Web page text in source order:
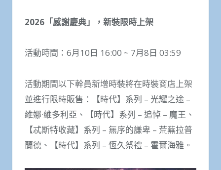
2026 「感謝慶典」，新裝限時上架
活動時間：6月10日 16:00 ~ 7月8日 03:59
活動期間以下幹員新增時裝將在時裝商店上架
並進行限時販售：【時代】系列 – 光耀之途 –
維娜·維多利亞、【時代】系列 – 追悼 – 魔王、
【忒斯特收藏】系列 – 無序的謙卑 – 荒蕪拉普
蘭德、【時代】系列 – 恆久祭禮 – 霍爾海雅。